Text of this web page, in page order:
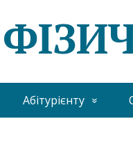
Абітурієнту